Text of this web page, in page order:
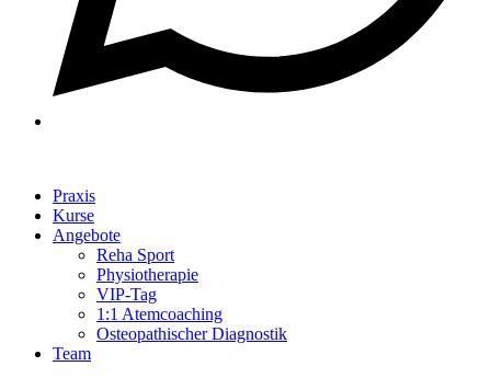
Praxis
Kurse
Angebote
Reha Sport
Physiotherapie
VIP-Tag
1:1 Atemcoaching
Osteopathischer Diagnostik
Team